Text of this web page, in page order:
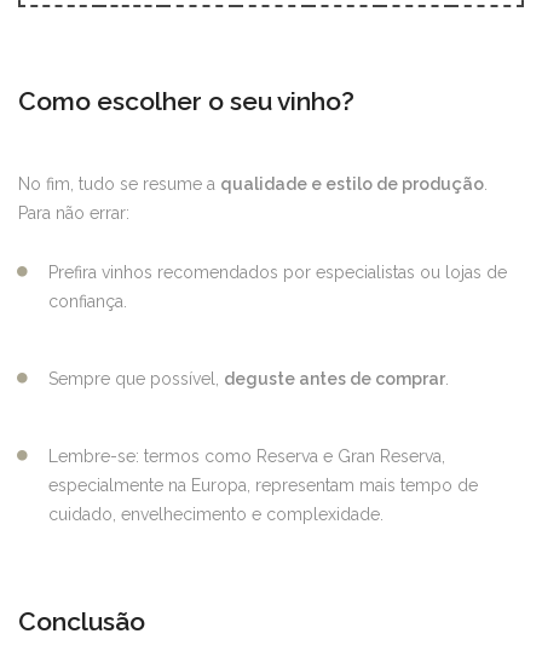
Como escolher o seu vinho?
No fim, tudo se resume a qualidade e estilo de produção
Para não errar:
Prefira vinhos recomendados por especialistas ou lojas de
confiança.
Sempre que possível, deguste antes de comprar
Lembre-se: termos como Reserva e Gran Reserva,
especialmente na Europa, representam mais tempo de
cuidado, envelhecimento e complexidade.
Conclusão